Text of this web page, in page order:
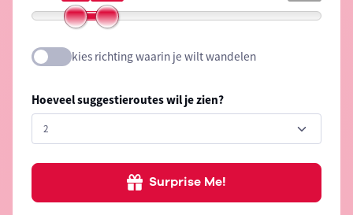
kies richting waarin je wilt wandelen
Hoeveel suggestieroutes wil je zien?
Surprise Me!